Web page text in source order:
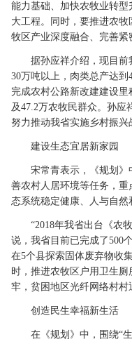
能力基础、加快农牧业转
大工程。同时，要推进农
牧区产业深度融合、完善紧
据孙应祥介绍，现目前我
30万吨以上，肉类总产达到
完成农村公路新改建建设
及47.2万农牧民群众。孙应
努力推动我省实施乡村振兴
建设生态宜居新家园
宋常青表示，《规划》中
善农村人居环境等任务，
态系统稳定健康、人与自然
“2018年我省出台《农牧
说，我省目前已完成了500
在5个县探索固体废弃物收
时，推进农牧区户用卫生
牢，贫困地区光纤网络村村
创造民生幸福新生活
在《规划》中，围绕“生